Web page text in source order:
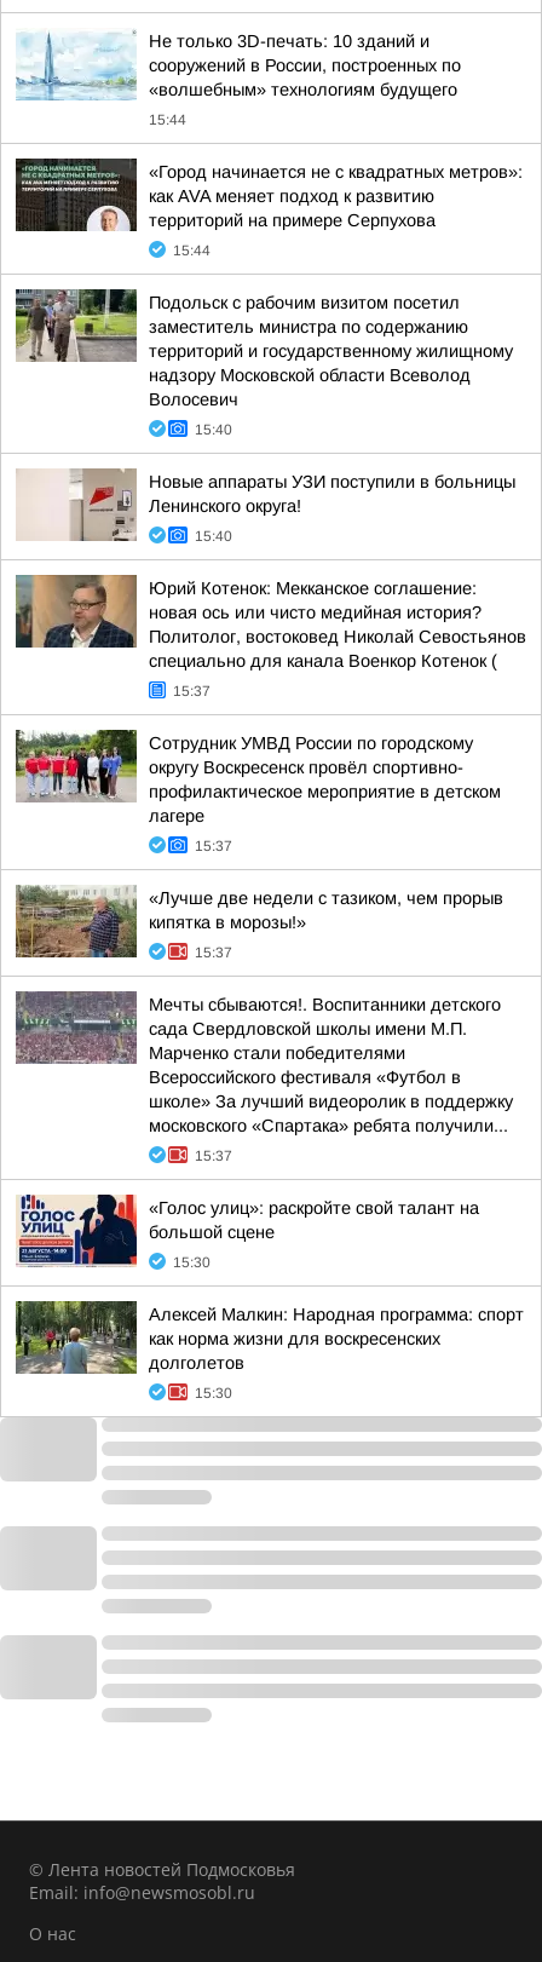
Не только 3D-печать: 10 зданий и
сооружений в России, построенных по
«волшебным» технологиям будущего
15:44
«Город начинается не с квадратных метров»:
как AVA меняет подход к развитию
территорий на примере Серпухова
15:44
Подольск с рабочим визитом посетил
заместитель министра по содержанию
территорий и государственному жилищному
надзору Московской области Всеволод
Волосевич
15:40
Новые аппараты УЗИ поступили в больницы
Ленинского округа!
15:40
Юрий Котенок: Мекканское соглашение:
новая ось или чисто медийная история?
Политолог, востоковед Николай Севостьянов
специально для канала Военкор Котенок (
15:37
Сотрудник УМВД России по городскому
округу Воскресенск провёл спортивно-
профилактическое мероприятие в детском
лагере
15:37
«Лучше две недели с тазиком, чем прорыв
кипятка в морозы!»
15:37
Мечты сбываются!. Воспитанники детского
сада Свердловской школы имени М.П.
Марченко стали победителями
Всероссийского фестиваля «Футбол в
школе» За лучший видеоролик в поддержку
московского «Спартака» ребята получили...
15:37
«Голос улиц»: раскройте свой талант на
большой сцене
15:30
Алексей Малкин: Народная программа: спорт
как норма жизни для воскресенских
долголетов
15:30
© Лента новостей Подмосковья
Email: info@newsmosobl.ru
О нас